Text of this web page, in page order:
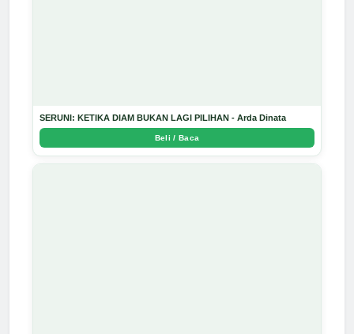
SERUNI: KETIKA DIAM BUKAN LAGI PILIHAN - Arda Dinata
Beli / Baca